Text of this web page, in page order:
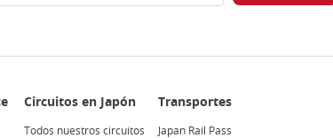
Todos nuestros circuitos
Japan Rail Pass